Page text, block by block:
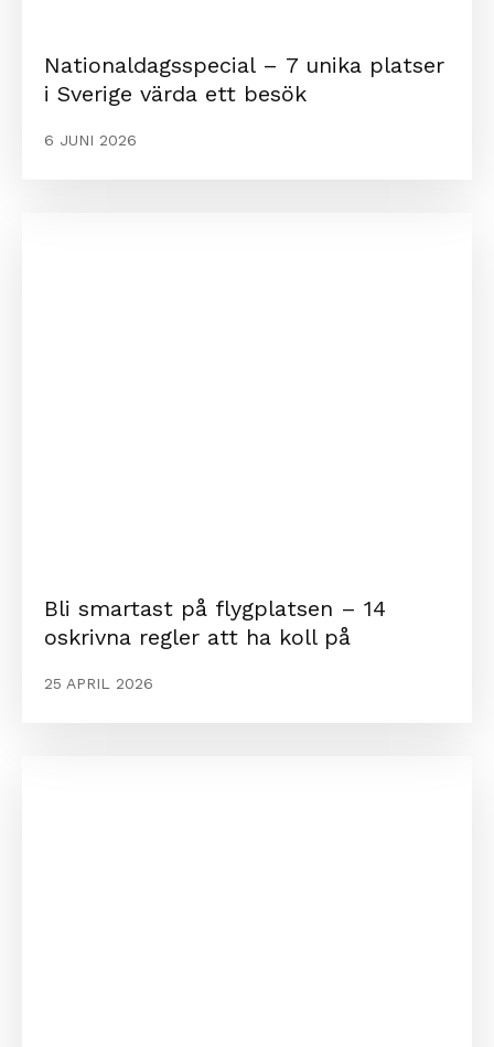
Nationaldagsspecial – 7 unika platser
i Sverige värda ett besök
6 JUNI 2026
Bli smartast på flygplatsen – 14
oskrivna regler att ha koll på
25 APRIL 2026